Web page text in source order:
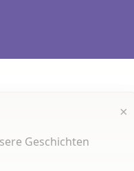
×
Geschichten